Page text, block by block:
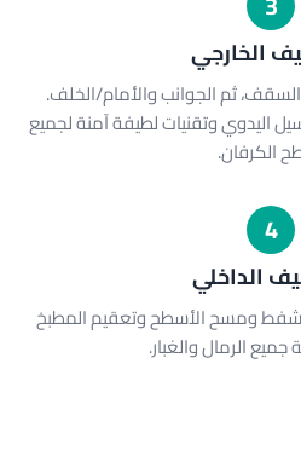
الخارجي
ثم الجوانب والأمام/الخلف.
اليدوي وتقنيات لطيفة آمنة لجميع
الكرفان.
4
الداخلي
ومسح الأسطح وتعقيم المطبخ
جميع الرمال والغبار.